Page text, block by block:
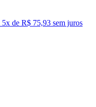
5x de R$ 75,93 sem juros